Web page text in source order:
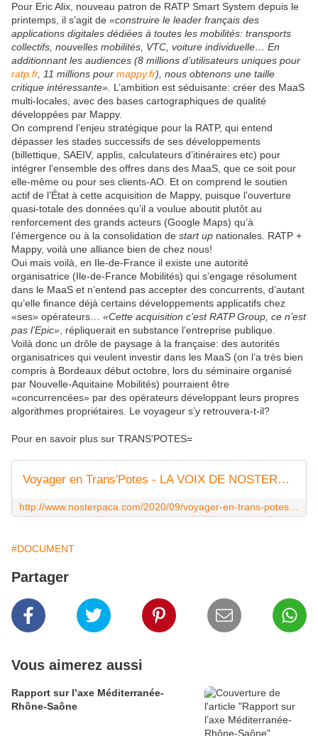
Pour Eric Alix, nouveau patron de RATP Smart System depuis le
printemps, il s’agit de «construire le leader français des
applications digitales dédiées à toutes les mobilités: transports
collectifs, nouvelles mobilités, VTC, voiture individuelle… En
additionnant les audiences (8 millions d’utilisateurs uniques pour
ratp.fr, 11 millions pour mappy.fr), nous obtenons une taille
critique intéressante». L’ambition est séduisante: créer des MaaS
multi-locales, avec des bases cartographiques de qualité
développées par Mappy.
On comprend l’enjeu stratégique pour la RATP, qui entend
dépasser les stades successifs de ses développements
(billettique, SAEIV, applis, calculateurs d’itinéraires etc) pour
intégrer l’ensemble des offres dans des MaaS, que ce soit pour
elle-même ou pour ses clients-AO. Et on comprend le soutien
actif de l’État à cette acquisition de Mappy, puisque l’ouverture
quasi-totale des données qu’il a voulue aboutit plutôt au
renforcement des grands acteurs (Google Maps) qu’à
l’émergence ou à la consolidation de start up nationales. RATP +
Mappy, voilà une alliance bien de chez nous!
Oui mais voilà, en Ile-de-France il existe une autorité
organisatrice (Ile-de-France Mobilités) qui s’engage résolument
dans le MaaS et n’entend pas accepter des concurrents, d’autant
qu’elle finance déjà certains développements applicatifs chez
«ses» opérateurs… «Cette acquisition c’est RATP Group, ce n’est
pas l’Epic» , répliquerait en substance l’entreprise publique.
Voilà donc un drôle de paysage à la française: des autorités
organisatrices qui veulent investir dans les MaaS (on l’a très bien
compris à Bordeaux début octobre, lors du séminaire organisé
par Nouvelle-Aquitaine Mobilités) pourraient être
«concurrencées» par des opérateurs développant leurs propres
algorithmes propriétaires. Le voyageur s’y retrouvera-t-il?
Pour en savoir plus sur TRANS'POTES=
Voyager en Trans'Potes - LA VOIX DE NOSTERPACA
#DOCUMENT
Partager
Vous aimerez aussi
Rapport sur l’axe Méditerranée-
Rhône-Saône